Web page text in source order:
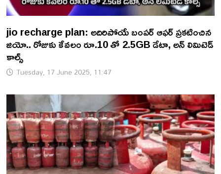
jio recharge plan: అదిరిపోయే బంపర్ ఆఫర్ ప్రకటించిన
జియో.. రోజుకు కేవలం రూ.10 తో 2.5GB డేటా, అన్ లిమిటెడ్
కాల్స్
Tuesday, 17 June 2025, 11:47